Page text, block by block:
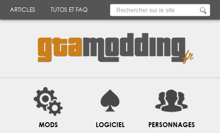
ARTICLES TUTOS ET FAQ
MODS LOGICIEL PERSONNAGES